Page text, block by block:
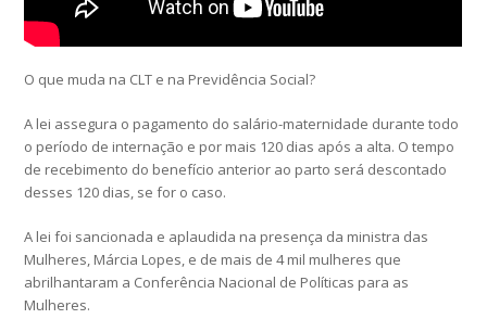
O que muda na CLT e na Previdência Social?
A lei assegura o pagamento do salário-maternidade durante todo
o período de internação e por mais 120 dias após a alta. O tempo
de recebimento do benefício anterior ao parto será descontado
desses 120 dias, se for o caso.
A lei foi sancionada e aplaudida na presença da ministra das
Mulheres, Márcia Lopes, e de mais de 4 mil mulheres que
abrilhantaram a Conferência Nacional de Políticas para as
Mulheres.